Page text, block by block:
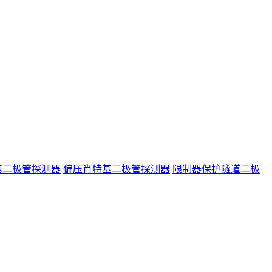
极管探测器 偏压肖特基二极管探测器 限制器保护隧道二极